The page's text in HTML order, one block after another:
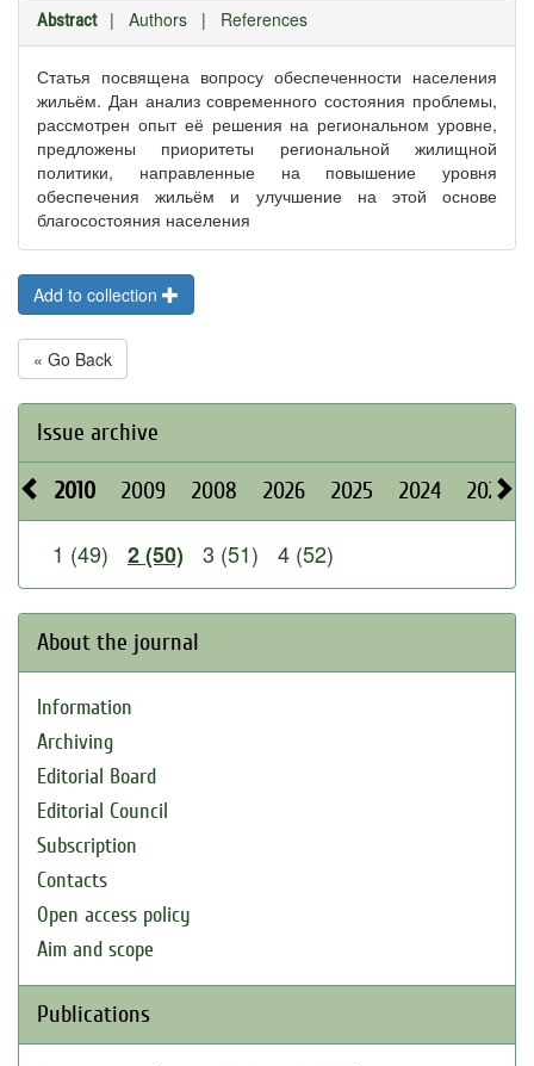
Abstract | Authors | References
Статья посвящена вопросу обеспеченности населения
жильём. Дан анализ современного состояния проблемы,
рассмотрен опыт её решения на региональном уровне,
предложены приоритеты региональной жилищной
политики, направленные на повышение уровня
обеспечения жильём и улучшение на этой основе
благосостояния населения
Add to collection
« Go Back
Issue archive
2010 2009 2008 2026 2025 2024 2023
1 (49) 2 (50) 3 (51) 4 (52)
About the journal
Information
Archiving
Editorial Board
Editorial Council
Subscription
Contacts
Open access policy
Aim and scope
Publications